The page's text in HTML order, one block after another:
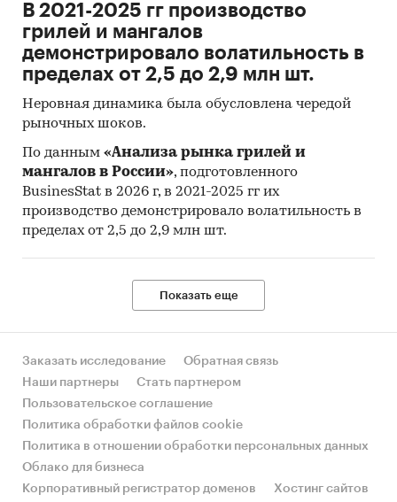
В 2021-2025 гг производство
грилей и мангалов
демонстрировало волатильность в
пределах от 2,5 до 2,9 млн шт.
Неровная динамика была обусловлена чередой
рыночных шоков.
По данным «Анализа рынка грилей и
мангалов в России», подготовленного
BusinesStat в 2026 г, в 2021-2025 гг их
производство демонстрировало волатильность в
пределах от 2,5 до 2,9 млн шт.
Показать еще
Заказать исследование
Обратная связь
Наши партнеры
Стать партнером
Пользовательское соглашение
Политика обработки файлов cookie
Политика в отношении обработки персональных данных
Облако для бизнеса
Корпоративный регистратор доменов
Хостинг сайтов